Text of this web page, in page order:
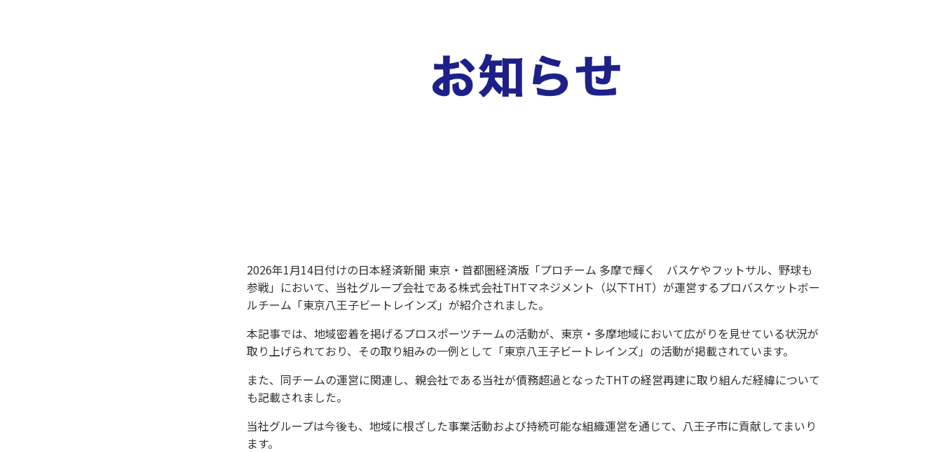
2026年1月14日付けの日本経済新聞 東京・首都圏経済版「プロチーム 多摩で輝く バスケやフットサル、野球も
参戦」において、当社グループ会社である株式会社THTマネジメント（以下THT）が運営するプロバスケットボー
ルチーム「東京八王子ビートレインズ」が紹介されました。
本記事では、地域密着を掲げるプロスポーツチームの活動が、東京・多摩地域において広がりを見せている状況が
取り上げられており、その取り組みの一例として「東京八王子ビートレインズ」の活動が掲載されています。
また、同チームの運営に関連し、親会社である当社が債務超過となったTHTの経営再建に取り組んだ経緯について
も記載されました。
当社グループは今後も、地域に根ざした事業活動および持続可能な組織運営を通じて、八王子市に貢献してまいり
ます。